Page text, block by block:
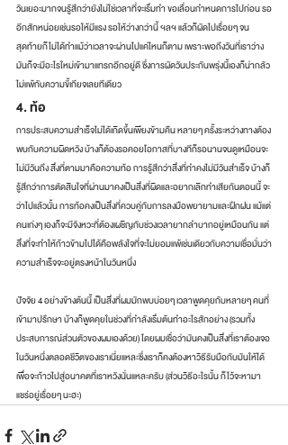
วันเยอะมากจนรู้สึกว่ายังไม่ใช่เวลาที่จะเริ่มทำ ขอเลื่อนกำหนดการไปก่อน รอ
อีกสักหน่อยเช่นรอให้มีแรง รอให้ว่างกว่านี้ ฯลฯ แล้วก็ผัดไปเรื่อยๆ จน
สุดท้ายก็ไม่ได้ทำแม้ว่าเวลาจะผ่านไปแค่ไหนก็ตาม เพราะพอถึงวันที่เราว่าง
มันก็จะมีอะไรใหม่เข้ามาแทรกอีกอยู่ดี ซึ่งการผัดวันประกันพรุ่งนี้เองก็น่ากลัว
ไม่แพ้กับความขี้เกียจเลยทีเดียว
4. ท้อ
การประสบความสำเร็จไม่ได้เกิดขึ้นเพียงข้ามคืน หลายๆ ครั้งระหว่างทางต้อง
พบกับความผิดหวัง บ้างก็ต้องรอคอยโอกาสที่บางทีก็รอนานจนดูเหมือนจะ
ไม่มีวันถึง สิ่งที่ตามมาคือความท้อ การรู้สึกว่าสิ่งที่ทำคงไม่มีวันสำเร็จ บ้างก็
รู้สึกว่าการตัดสินใจที่ผ่านมาคงเป็นสิ่งที่ผิดและอยากเลิกทำเสียกันตอนนี้ จะ
ว่าไปแล้วนั้น การท้อคงเป็นสิ่งที่ควบคู่กับการลงมือพยายามและฝึกฝน แม้แต่
คนเก่งๆ เองก็จะมีจังหวะที่ต้องเผชิญกับช่วงเวลายากลำบากอยู่เหมือนกัน แต่
สิ่งที่จะทำให้ก้าวข้ามไปได้คือพลังใจที่จะไม่ยอมแพ้เช่นเดียวกับความเชื่อมั่นว่า
ความสำเร็จจะอยู่ตรงหน้าในวันหนึ่ง
ปัจจัย 4 อย่างข้างต้นนี้ เป็นสิ่งที่ผมมักพบบ่อยๆ เวลาพูดคุยกับหลายๆ คนที่
เข้ามาปรึกษา บ้างก็พูดคุยในช่วงที่กำลังเริ่มต้นทำอะไรสักอย่าง (รวมทั้ง
ประสบการณ์ส่วนตัวของผมเองด้วย) โดยผมเชื่อว่ามันคงเป็นสิ่งที่เราต้องเจอ
ในวันหนึ่งตลอดชีวิตของเราเนี่ยแหละซึ่งเราก็คงต้องหาวิธีรับมือกับมันให้ได้
เพื่อจะก้าวไปสู่อนาคตที่เราหวังนั่นแหละครับ (ส่วนวิธีอะไรนั้น ก็ไว้จะหามา
แชร์อยู่เรื่อยๆ นะฮะ)